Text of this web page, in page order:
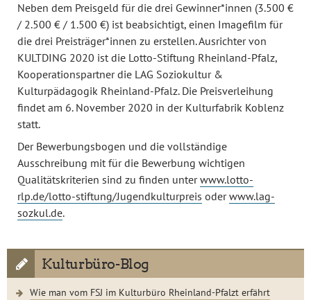
Neben dem Preisgeld für die drei Gewinner*innen (3.500 €
/ 2.500 € / 1.500 €) ist beabsichtigt, einen Imagefilm für
die drei Preisträger*innen zu erstellen. Ausrichter von
KULTDING 2020 ist die Lotto-Stiftung Rheinland-Pfalz,
Kooperationspartner die LAG Soziokultur &
Kulturpädagogik Rheinland-Pfalz. Die Preisverleihung
findet am 6. November 2020 in der Kulturfabrik Koblenz
statt.
Der Bewerbungsbogen und die vollständige
Ausschreibung mit für die Bewerbung wichtigen
Qualitätskriterien sind zu finden unterwww.lotto-
rlp.de/lotto-stiftung/Jugendkulturpreis oderwww.lag-
sozkul.de.
Kulturbüro-Blog
Wie man vom FSJ im Kulturbüro Rheinland-Pfalzt erfährt